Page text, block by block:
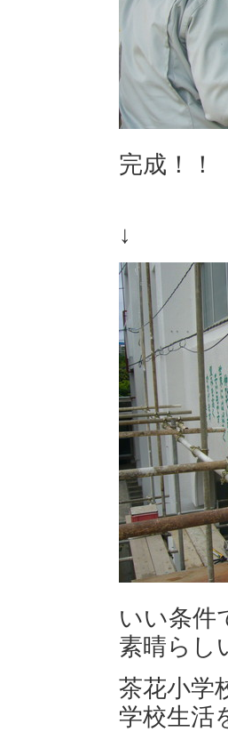
完成！！
↓
いい条件
素晴らし
茶花小学
学校生活